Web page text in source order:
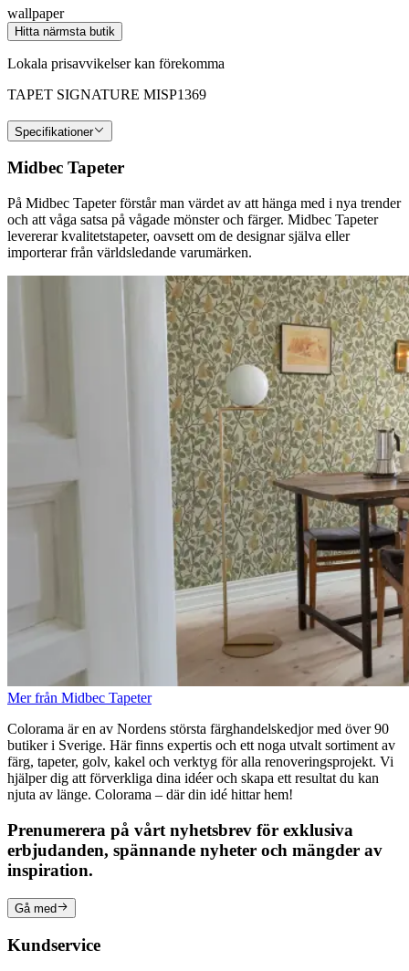
wallpaper
Hitta närmsta butik
Lokala prisavvikelser kan förekomma
TAPET SIGNATURE MISP1369
Specifikationer
Midbec Tapeter
På Midbec Tapeter förstår man värdet av att hänga med i nya trender
och att våga satsa på vågade mönster och färger. Midbec Tapeter
levererar kvalitetstapeter, oavsett om de designar själva eller
importerar från världsledande varumärken.
Mer från Midbec Tapeter
Colorama är en av Nordens största färghandelskedjor med över 90
butiker i Sverige. Här finns expertis och ett noga utvalt sortiment av
färg, tapeter, golv, kakel och verktyg för alla renoveringsprojekt. Vi
hjälper dig att förverkliga dina idéer och skapa ett resultat du kan
njuta av länge. Colorama – där din idé hittar hem!
Prenumerera på vårt nyhetsbrev för exklusiva
erbjudanden, spännande nyheter och mängder av
inspiration.
Gå med
Kundservice